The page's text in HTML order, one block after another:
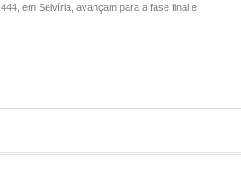
em Selvíria, avançam para a fase final e